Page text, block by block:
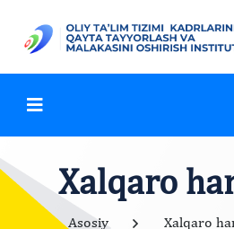
Xalqaro
Asosiy Xalqaro